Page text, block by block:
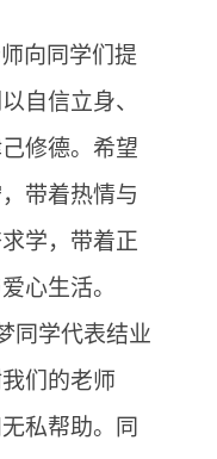
向同学们提
自信立身、
修德。希望
带着热情与
学，带着正
心生活。
同学代表结业
们的老师
私帮助。同